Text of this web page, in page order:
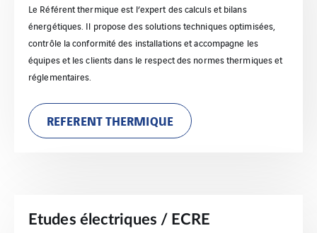
Le Référent thermique est l’expert des calculs et bilans
énergétiques. Il propose des solutions techniques optimisées,
contrôle la conformité des installations et accompagne les
équipes et les clients dans le respect des normes thermiques et
réglementaires.
REFERENT THERMIQUE
Etudes électriques / ECRE